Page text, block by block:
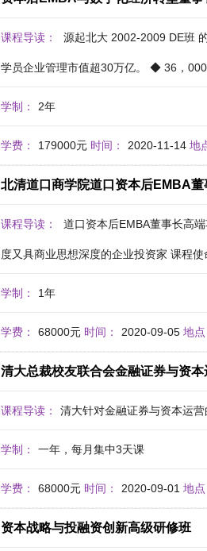
课程导读： 源起北大 2002-2009 DE班
学员企业管理市值超30万亿。 ◆ 36，
学制： 2年
学费： 179000元 时间： 2020-11-14 地
北清道口商学院道口资本后EMBA董
课程导读： 道口资本后EMBA董事长
度又具商业思想深度的企业投资家 课程
学制： 1年
学费： 68000元 时间： 2020-09-05 地点
清大总裁校友联合会金融证券与资本
课程导读： 清大针对金融证券与资本运
学制： 一年，每月集中3天课
学费： 68000元 时间： 2020-09-01 地点
资本战略与投融资创新高级研修班